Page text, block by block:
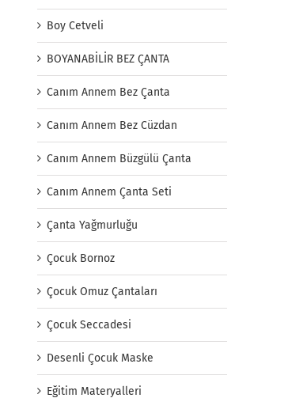
Boy Cetveli
BOYANABİLİR BEZ ÇANTA
Canım Annem Bez Çanta
Canım Annem Bez Cüzdan
Canım Annem Büzgülü Çanta
Canım Annem Çanta Seti
Çanta Yağmurluğu
Çocuk Bornoz
Çocuk Omuz Çantaları
Çocuk Seccadesi
Desenli Çocuk Maske
Eğitim Materyalleri